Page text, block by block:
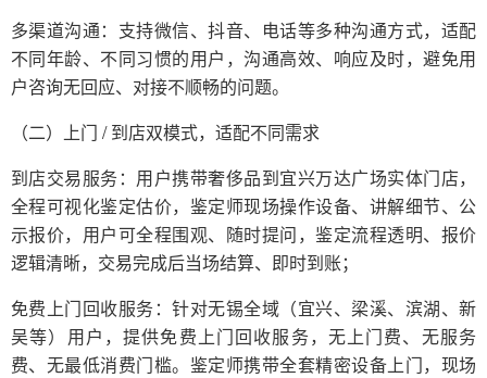
多渠道沟通：支持微信、抖音、电话等多种沟通方式，适配
不同年龄、不同习惯的用户，沟通高效、响应及时，避免用
户咨询无回应、对接不顺畅的问题。
（二）上门 / 到店双模式，适配不同需求
到店交易服务：用户携带奢侈品到宜兴万达广场实体门店，
全程可视化鉴定估价，鉴定师现场操作设备、讲解细节、公
示报价，用户可全程围观、随时提问，鉴定流程透明、报价
逻辑清晰，交易完成后当场结算、即时到账；
免费上门回收服务：针对无锡全域（宜兴、梁溪、滨湖、新
吴等）用户，提供免费上门回收服务，无上门费、无服务
费、无最低消费门槛。鉴定师携带全套精密设备上门，现场